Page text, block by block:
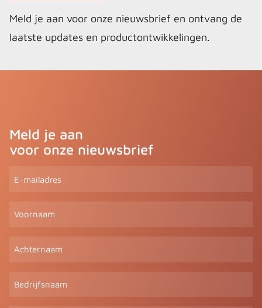
Meld je aan voor onze nieuwsbrief en ontvang de
laatste updates en productontwikkelingen.
Meld je aan
voor onze nieuwsbrief
Voornaam
Achternaam
Bedrijfsnaam